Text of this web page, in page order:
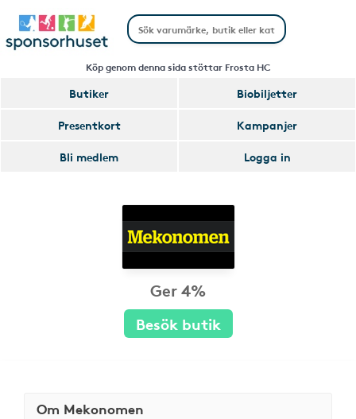
Köp genom denna sida stöttar Frosta HC
Butiker
Biobiljetter
Presentkort
Kampanjer
Bli medlem
Logga in
Ger 4%
Besök butik
Om Mekonomen